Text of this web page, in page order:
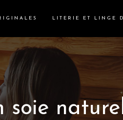
LITERIE ET LINGE
soie